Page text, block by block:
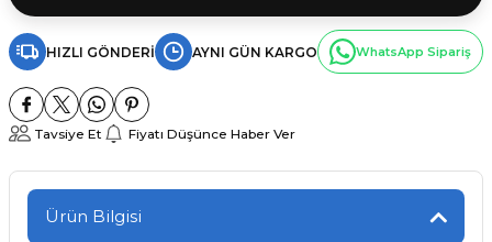
HIZLI GÖNDERI AYNI GÜN KARGO WhatsApp Sipariş
Tavsiye Et Fiyatı Düşünce Haber Ver
Ürün Bilgisi